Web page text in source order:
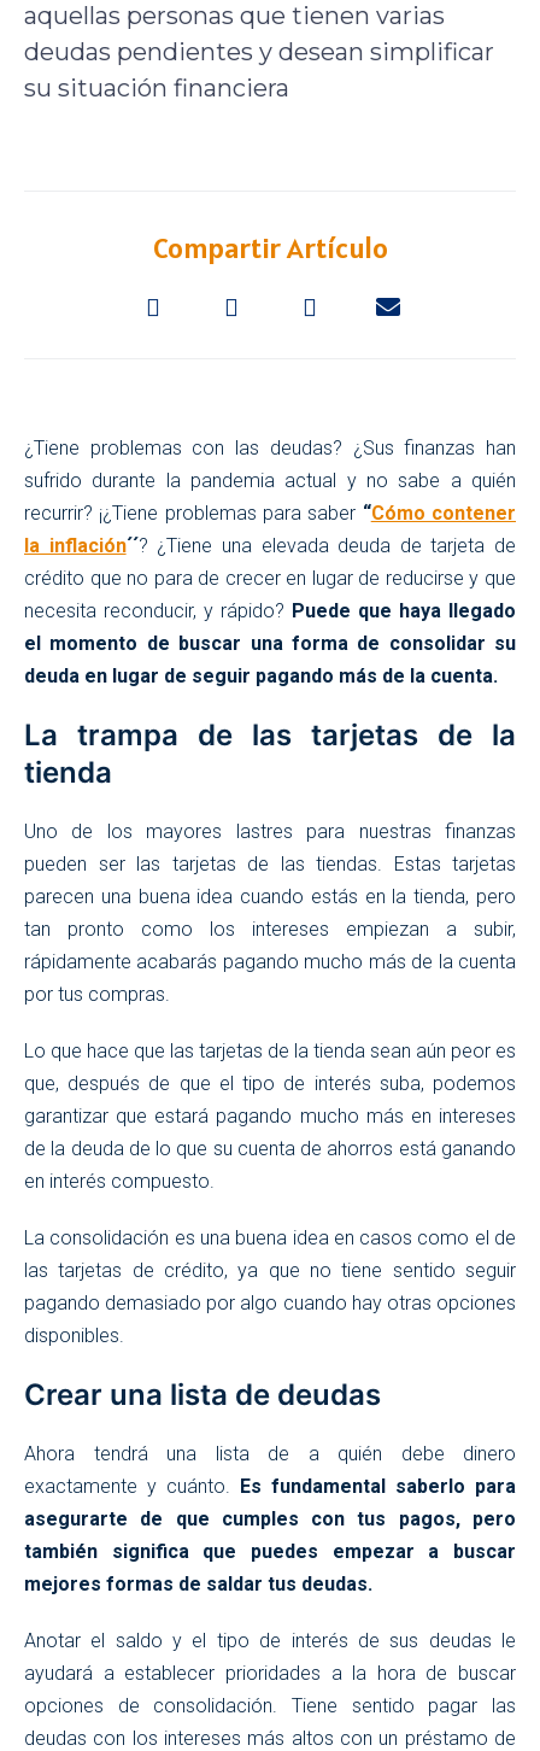
aquellas personas que tienen varias
deudas pendientes y desean simplificar
su situación financiera
Compartir Artículo
¿Tiene problemas con las deudas? ¿Sus finanzas han
sufrido durante la pandemia actual y no sabe a quién
recurrir? ¡¿Tiene problemas para saber “Cómo contener
la inflación´´? ¿Tiene una elevada deuda de tarjeta de
crédito que no para de crecer en lugar de reducirse y que
necesita reconducir, y rápido? Puede que haya llegado
el momento de buscar una forma de consolidar su
deuda en lugar de seguir pagando más de la cuenta.
La trampa de las tarjetas de la
tienda
Uno de los mayores lastres para nuestras finanzas
pueden ser las tarjetas de las tiendas. Estas tarjetas
parecen una buena idea cuando estás en la tienda, pero
tan pronto como los intereses empiezan a subir,
rápidamente acabarás pagando mucho más de la cuenta
por tus compras.
Lo que hace que las tarjetas de la tienda sean aún peor es
que, después de que el tipo de interés suba, podemos
garantizar que estará pagando mucho más en intereses
de la deuda de lo que su cuenta de ahorros está ganando
en interés compuesto.
La consolidación es una buena idea en casos como el de
las tarjetas de crédito, ya que no tiene sentido seguir
pagando demasiado por algo cuando hay otras opciones
disponibles.
Crear una lista de deudas
Ahora tendrá una lista de a quién debe dinero
exactamente y cuánto.
Es fundamental saberlo para
asegurarte de que cumples con tus pagos, pero
también significa que puedes empezar a buscar
mejores formas de saldar tus deudas.
Anotar el saldo y el tipo de interés de sus deudas le
ayudará a establecer prioridades a la hora de buscar
opciones de consolidación. Tiene sentido pagar las
deudas con los intereses más altos con un préstamo de